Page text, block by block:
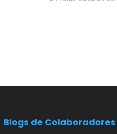
Blogs de Colaboradores